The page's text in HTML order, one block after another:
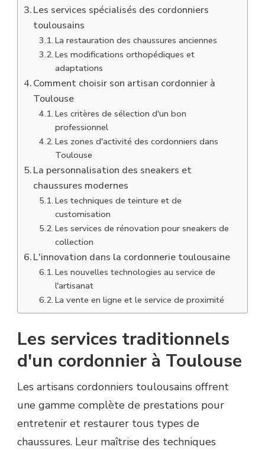
Les services spécialisés des cordonniers
toulousains
La restauration des chaussures anciennes
Les modifications orthopédiques et
adaptations
Comment choisir son artisan cordonnier à
Toulouse
Les critères de sélection d'un bon
professionnel
Les zones d'activité des cordonniers dans
Toulouse
La personnalisation des sneakers et
chaussures modernes
Les techniques de teinture et de
customisation
Les services de rénovation pour sneakers de
collection
L'innovation dans la cordonnerie toulousaine
Les nouvelles technologies au service de
l'artisanat
La vente en ligne et le service de proximité
Les services traditionnels
d'un cordonnier à Toulouse
Les artisans cordonniers toulousains offrent
une gamme complète de prestations pour
entretenir et restaurer tous types de
chaussures. Leur maîtrise des techniques